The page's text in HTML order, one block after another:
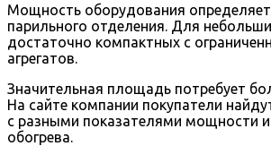
Мощность оборудования
парильного отделения. Для
достаточно компактных с
агрегатов.
Значительная площадь потребует
На сайте компании покупатели
с разными показателями мощности и
обогрева.